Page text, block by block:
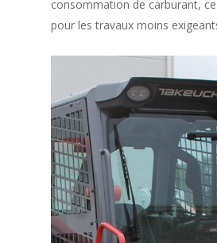
consommation de carburant,
pour les travaux moins